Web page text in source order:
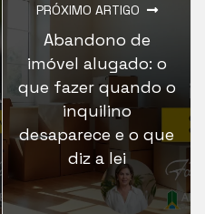
PRÓXIMO ARTIGO
Abandono de
imóvel alugado: o
que fazer quando o
inquilino
desaparece e o que
diz a lei